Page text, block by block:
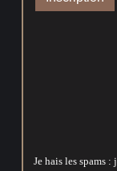
Je hais les spams